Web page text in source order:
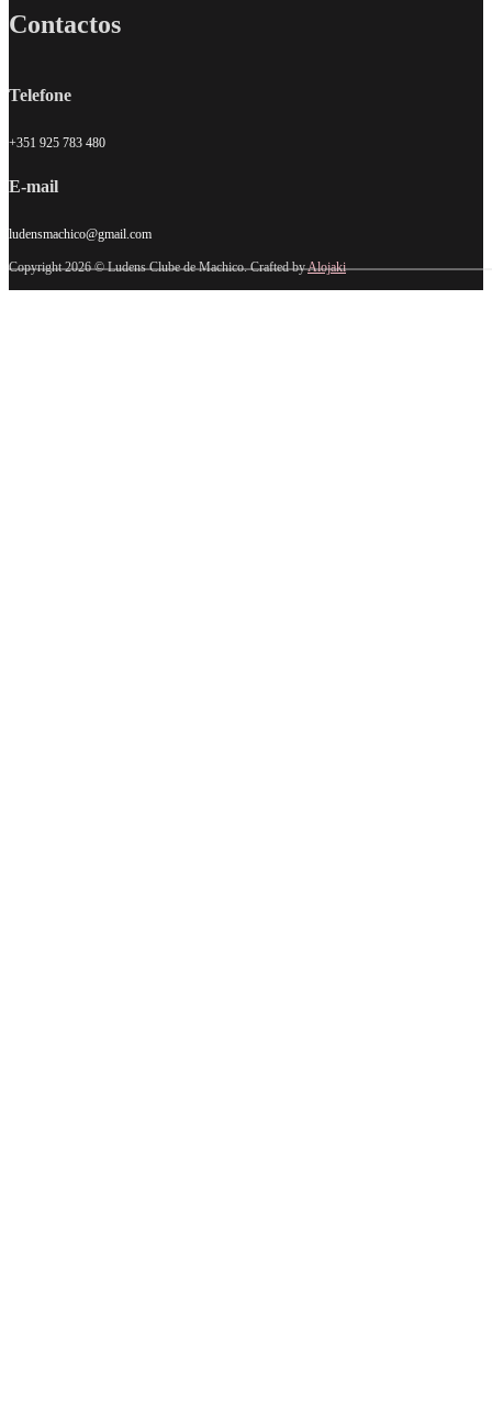
Contactos
Telefone
+351 925 783 480
E-mail
ludensmachico@gmail.com
Copyright 2026 © Ludens Clube de Machico. Crafted byAlojaki